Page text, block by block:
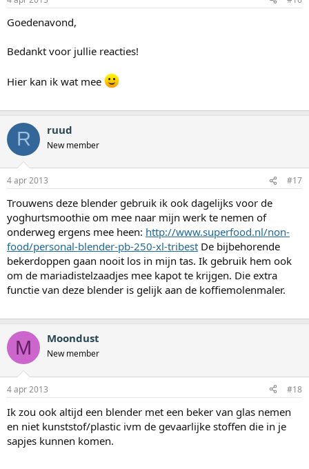
Goedenavond,
Bedankt voor jullie reacties!
Hier kan ik wat mee
R ruud
New member
4 apr 2013 #17
Trouwens deze blender gebruik ik ook dagelijks voor de
yoghurtsmoothie om mee naar mijn werk te nemen of
onderweg ergens mee heen: http://www.superfood.nl/non-
food/personal-blender-pb-250-xl-tribest De bijbehorende
bekerdoppen gaan nooit los in mijn tas. Ik gebruik hem ook
om de mariadistelzaadjes mee kapot te krijgen. Die extra
functie van deze blender is gelijk aan de koffiemolenmaler.
M Moondust
New member
4 apr 2013 #18
Ik zou ook altijd een blender met een beker van glas nemen
en niet kunststof/plastic ivm de gevaarlijke stoffen die in je
sapjes kunnen komen.